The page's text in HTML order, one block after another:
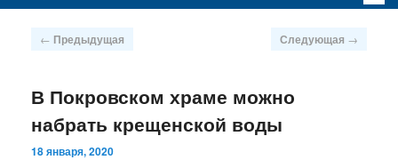
Навигация
← Предыдущая Следующая →
В Покровском храме можно
набрать крещенской воды
18 января, 2020